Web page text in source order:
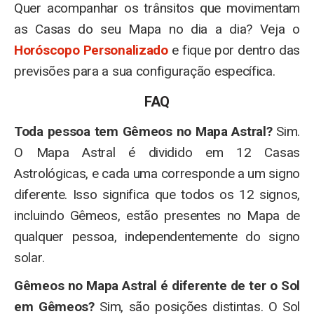
Quer acompanhar os trânsitos que movimentam
as Casas do seu Mapa no dia a dia? Veja o
Horóscopo Personalizadoe fique por dentro das
previsões para a sua configuração específica.
FAQ
Toda pessoa tem Gêmeos no Mapa Astral?Sim.
O Mapa Astral é dividido em 12 Casas
Astrológicas, e cada uma corresponde a um signo
diferente. Isso significa que todos os 12 signos,
incluindo Gêmeos, estão presentes no Mapa de
qualquer pessoa, independentemente do signo
solar.
Gêmeos no Mapa Astral é diferente de ter o Sol
em Gêmeos?Sim, são posições distintas. O Sol